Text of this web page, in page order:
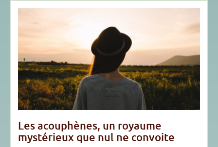
Les acouphènes, un royaume
mystérieux que nul ne convoite